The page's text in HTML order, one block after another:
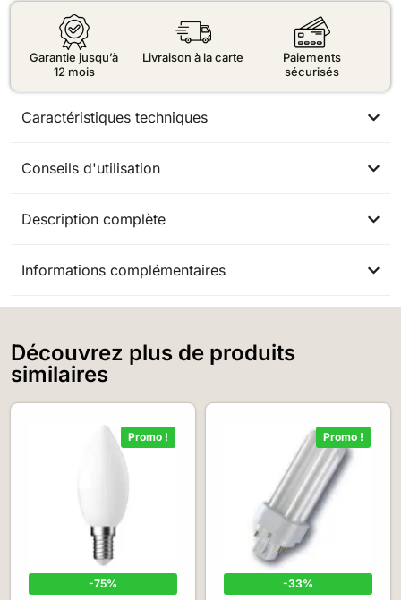
Garantie jusqu’à
12 mois
Livraison à la carte
Paiements
sécurisés
Caractéristiques techniques
Conseils d'utilisation
Description complète
Informations complémentaires
Découvrez plus de produits
similaires
Promo !
-75%
Promo !
-33%